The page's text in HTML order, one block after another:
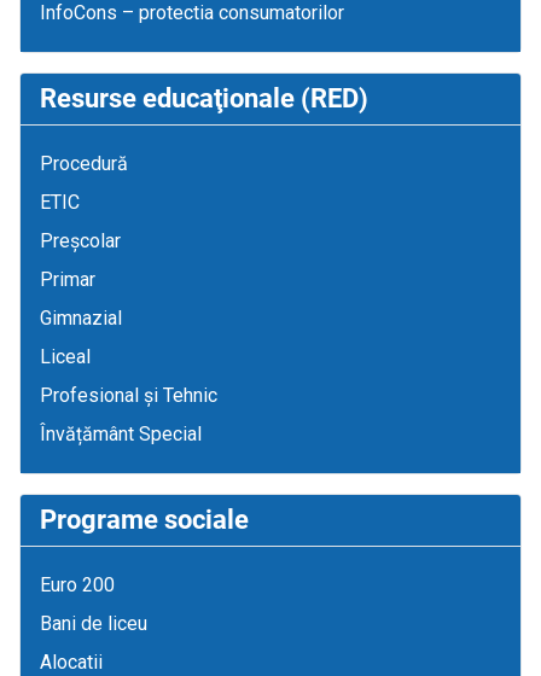
InfoCons – protectia consumatorilor
Resurse educaţionale (RED)
Procedură
ETIC
Preșcolar
Primar
Gimnazial
Liceal
Profesional și Tehnic
Învățământ Special
Programe sociale
Euro 200
Bani de liceu
Alocatii